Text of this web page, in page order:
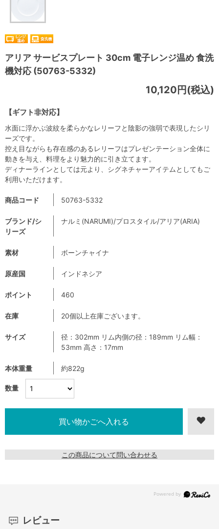
アリア サービスプレート 30cm 電子レンジ温め 食洗
機対応 (50763-5332)
【ギフト非対応】
10,120円(税込)
数量
商品コード 50763-5332
ブランド/シ
リーズ
ナルミ(NARUMI)/プロスタイル/アリア(ARIA)
素材 ボーンチャイナ
原産国 インドネシア
ポイント 460
在庫 20個以上在庫ございます。
サイズ
径：302mm リム内側の径：189mm リム幅：
53mm 高さ：17mm
本体重量 約822g
この商品について問い合わせる
水面に浮かぶ波紋を柔らかなレリーフと陰影の強弱で表現したシリ
ーズです。
控え目ながらも存在感のあるレリーフはプレゼンテーション全体に
動きを与え、料理をより魅力的に引き立てます。
ディナーラインとしては元より、シグネチャーアイテムとしてもご
利用いただけます。
レビュー